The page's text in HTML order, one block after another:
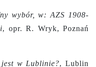
wybór, w: AZS 1908-
, opr. R. Wryk, Poznań
w Lublinie?, Lublin